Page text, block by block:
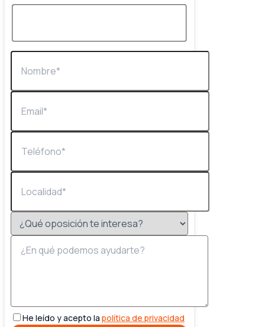
He leído y acepto la política de privacidad